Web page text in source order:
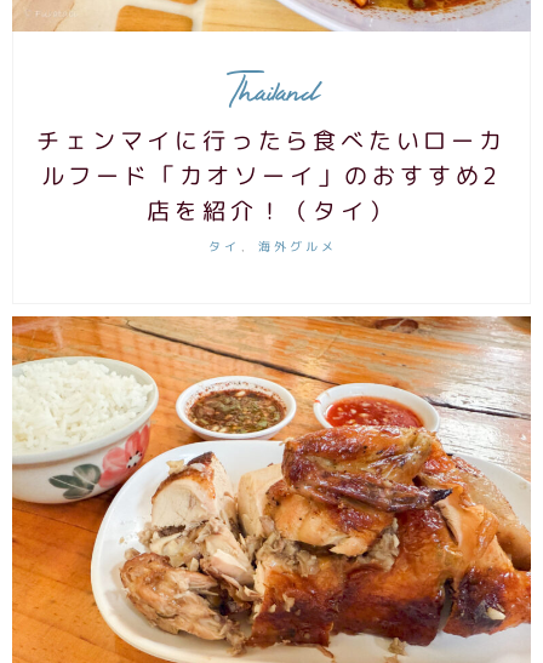
Thailand
チェンマイに行ったら食べたいローカ
ルフード「カオソーイ」のおすすめ2
店を紹介！（タイ）
タイ , 海外グルメ